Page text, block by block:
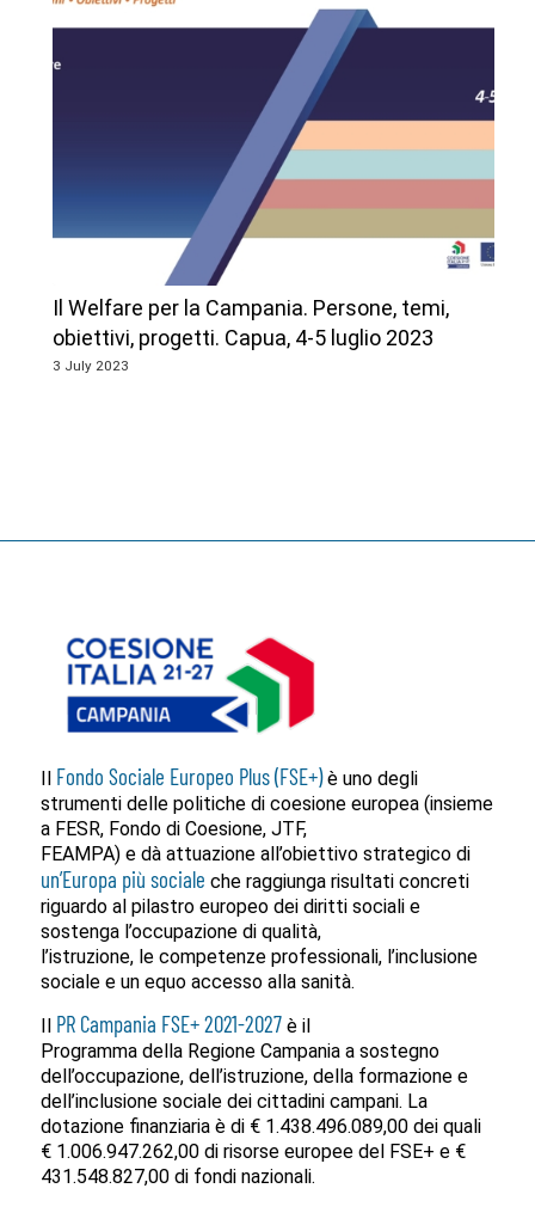
Il Welfare per la Campania. Persone, temi,
obiettivi, progetti. Capua, 4-5 luglio 2023
3 July 2023
Il Fondo Sociale Europeo Plus (FSE+)è uno degli
strumenti delle politiche di coesione europea (insieme
a FESR, Fondo di Coesione, JTF,
FEAMPA) e dà attuazione all’obiettivo strategico di
un’Europa più sociale che raggiunga risultati concreti
riguardo al pilastro europeo dei diritti sociali e
sostenga l’occupazione di qualità,
l’istruzione, le competenze professionali, l’inclusione
sociale e un equo accesso alla sanità.
Il PR Campania FSE+ 2021-2027è il
Programma della Regione Campania a sostegno
dell’occupazione, dell’istruzione, della formazione e
dell’inclusione sociale dei cittadini campani. La
dotazione finanziaria è di € 1.438.496.089,00 dei quali
€ 1.006.947.262,00 di risorse europee del FSE+ e €
431.548.827,00 di fondi nazionali.